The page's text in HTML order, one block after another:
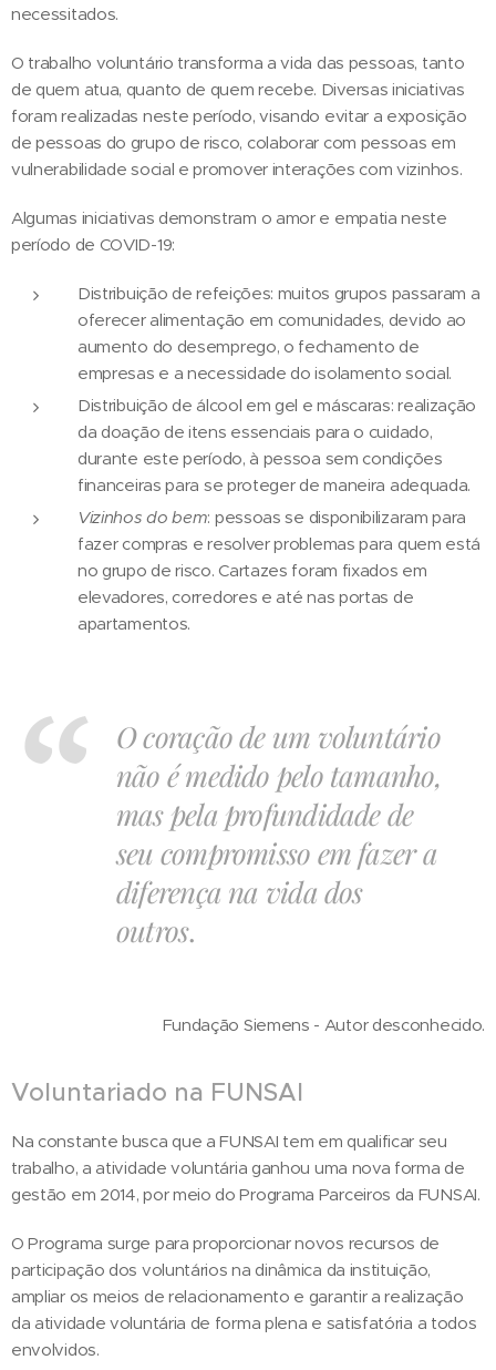
necessitados.
O trabalho voluntário transforma a vida das pessoas, tanto
de quem atua, quanto de quem recebe. Diversas iniciativas
foram realizadas neste período, visando evitar a exposição
de pessoas do grupo de risco, colaborar com pessoas em
vulnerabilidade social e promover interações com vizinhos.
Algumas iniciativas demonstram o amor e empatia neste
período de COVID-19:
Distribuição de refeições: muitos grupos passaram a
oferecer alimentação em comunidades, devido ao
aumento do desemprego, o fechamento de
empresas e a necessidade do isolamento social.
Distribuição de álcool em gel e máscaras: realização
da doação de itens essenciais para o cuidado,
durante este período, à pessoa sem condições
financeiras para se proteger de maneira adequada.
Vizinhos do bem: pessoas se disponibilizaram para
fazer compras e resolver problemas para quem está
no grupo de risco. Cartazes foram fixados em
elevadores, corredores e até nas portas de
apartamentos.
O coração de um voluntário
não é medido pelo tamanho,
mas pela profundidade de
seu compromisso em fazer a
diferença na vida dos
outros.
Fundação Siemens - Autor desconhecido.
Voluntariado na FUNSAI
Na constante busca que a FUNSAI tem em qualificar seu
trabalho, a atividade voluntária ganhou uma nova forma de
gestão em 2014, por meio do Programa Parceiros da FUNSAI.
O Programa surge para proporcionar novos recursos de
participação dos voluntários na dinâmica da instituição,
ampliar os meios de relacionamento e garantir a realização
da atividade voluntária de forma plena e satisfatória a todos
envolvidos.